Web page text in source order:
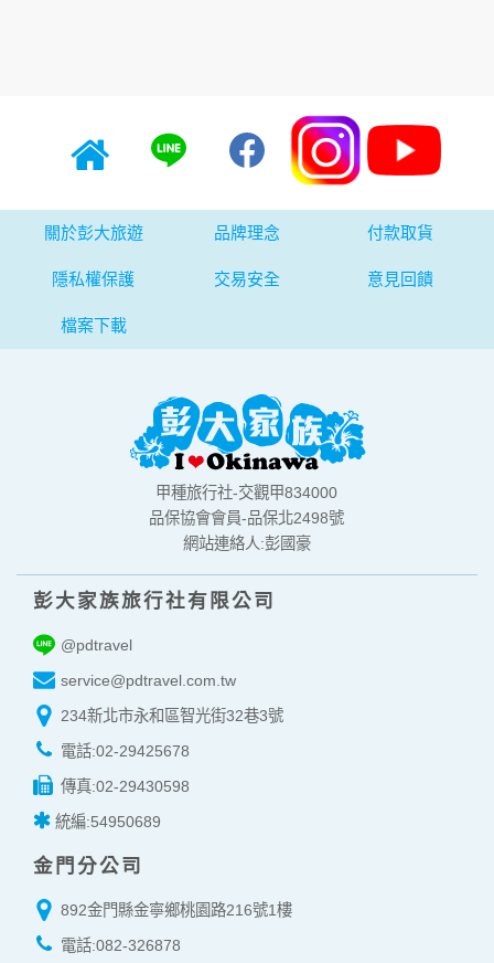
本網站在您使用服務信箱、問卷調查等互動性功能時，會保留
您所提供的姓名、電子郵件地址、聯絡方式及使用時間等。
於一般瀏覽時，伺服器會自行記錄相關行徑，包括您使用連線
設備的 IP 位址、使用時間、使用的瀏覽器、瀏覽及點選資料記
用，決不對外公布。
分析，分析結果之統計數據或說明文字呈現，除供內部研究
人之資料。
除非取得您的同意或其他法令之特別規定，本網站絕不會將您
贈獎時，本網站會收集您的個人識別資料，本網站也可以從商
業夥伴處取得個人資料。
當客戶在本網站註冊時，我們會取得您的姓名、電話、住址、
身份證字號、電子郵件、出生日期、性別、行業等相關資料，
當您註冊成功，並登入使用我們的服務後，我們即取得您的資
料。註冊時，本網站取得您的姓名、電話、住址、身份證字
號、電子郵件、出生日期、性別、行業等相關資料，當您註冊
其他除了上述，會保留您在上網瀏覽或查詢時，伺服器自行產
生的相關記錄，包括您使用連線設備的 IP 位址、使用時間、使
的瀏覽器予以標示，歸納使用者瀏覽器在本網站內部所瀏覽的
網頁，除非您願意告知您的個人資料，否則本網站不會也無法
將此項記錄和您對應。請您注意，在本網站網刊登廣告之廠
商，或與連結本網站，也可能蒐集您個人的資料。對於您主動
保護政策，其資料處理措施不適用本網站隱私權保護政策，本
公司不負任何連帶責任。
或電子郵件給您。本公司除了在該資料或電子郵件上註明是由
收這些資料或電子郵件的方法及說明。
資料使用:
本公司不會向任何人出售或出借您的個人識別資料。
關於彭大旅遊 品牌理念 付款取貨
隱私權保護 交易安全 意見回饋
檔案下載
甲種旅行社-交觀甲834000
品保協會會員-品保北2498號
網站連絡人:彭國豪
彭大家族旅行社有限公司
@pdtravel
service@pdtravel.com.tw
234新北市永和區智光街32巷3號
電話:02-29425678
傳真:02-29430598
統編:54950689
金門分公司
892金門縣金寧鄉桃園路216號1樓
電話:082-326878